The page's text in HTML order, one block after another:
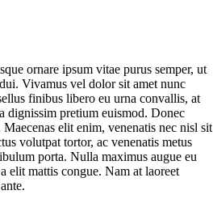
ornare ipsum vitae purus semper, ut
Vivamus vel dolor sit amet nunc
finibus libero eu urna convallis, at
dignissim pretium euismod. Donec
elit enim, venenatis nec nisl sit
volutpat tortor, ac venenatis metus
porta. Nulla maximus augue eu
elit mattis congue. Nam at laoreet